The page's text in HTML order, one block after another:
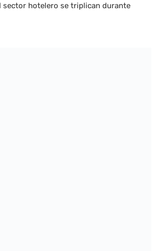
sector hotelero se triplican durante